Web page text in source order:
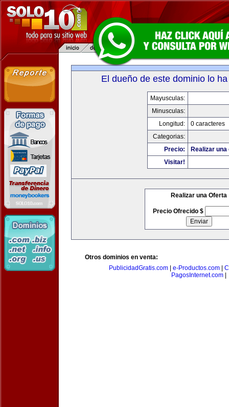
El dueño de este dominio lo
Mayusculas:
Minusculas:
Longitud:
0 caracteres
Categorias:
Precio:
Realizar
Visitar!
Realizar una Oferta
Precio Ofrecido $
Otros dominios en venta:
PublicidadGratis.com
e-Productos.com
PagosInternet.com